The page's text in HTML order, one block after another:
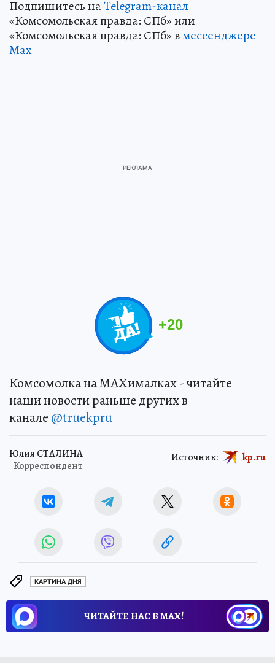
Подпишитесь наTelegram-канал
«Комсомольская правда: СПб» или
«Комсомольская правда: СПб» вмессенджере
Max
+20
Комсомолка на MAXималках - читайте
наши новости раньше других в
канале @truekpru
Юлия СТАЛИНА
Корреспондент
Источник: kp.ru
КАРТИНА ДНЯ
ЧИТАЙТЕ НАС В МАХ!